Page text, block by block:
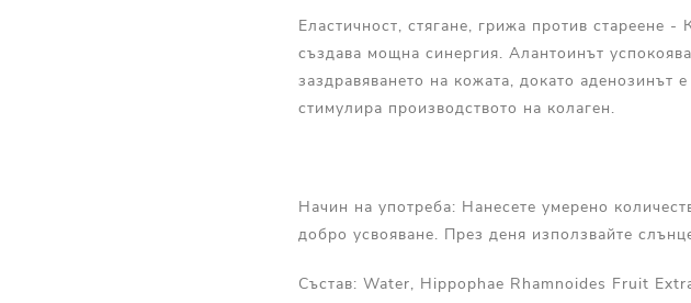
Еластичност, стягане, грижа против стареене
създава мощна синергия. Алантоинът
заздравяването на кожата, докато аденозинът
стимулира производството на колаген.
Начин на употреба: Нанесете умерено
добро усвояване. През деня използвайте
Състав: Water, Hippophae Rhamnoides Fruit